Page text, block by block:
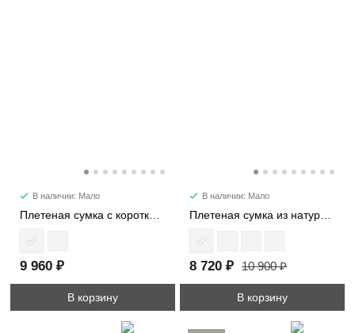
В наличии: Мало
9 960 ₽
В корзину
В наличии: Мало
8 720 ₽ 10 900 ₽
В корзину